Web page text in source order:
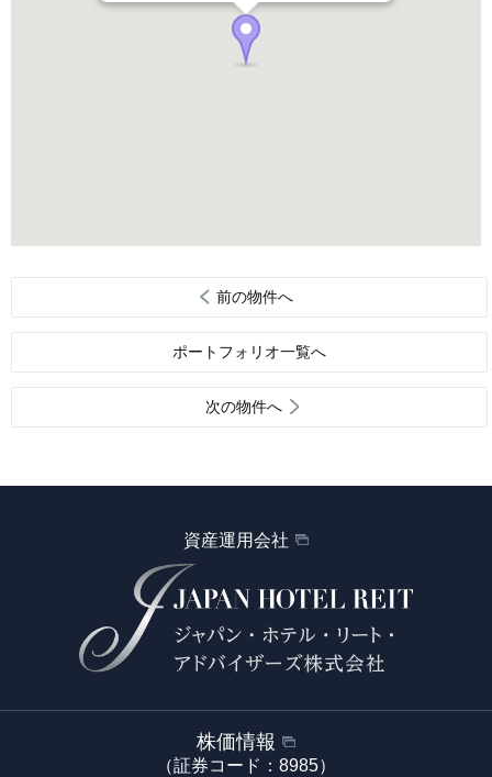
前の物件へ
ポートフォリオ一覧へ
次の物件へ
資産運用会社
株価情報
（証券コード：8985）